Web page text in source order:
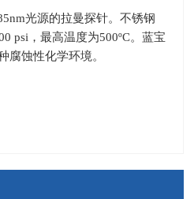
光源的拉曼探针。不锈钢
psi ，最高温度为500ºC。蓝宝
腐蚀性化学环境。